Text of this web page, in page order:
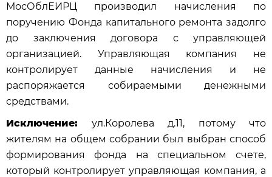
МосОблЕИРЦ производил начисления по
поручению Фонда капитального ремонта задолго
до заключения договора с управляющей
организацией. Управляющая компания не
контролирует данные начисления и не
распоряжается собираемыми денежными
средствами.
Исключение: ул.Королева д.11, потому что
жителям на общем собрании был выбран способ
формирования фонда на специальном счете,
который контролирует управляющая компания, а